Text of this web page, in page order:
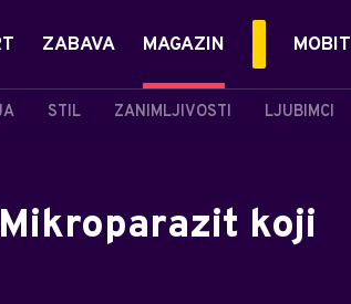
ZABAVA MAGAZIN
STIL ZANIMLJIVOSTI LJUBIMCI
MOBIT
koji